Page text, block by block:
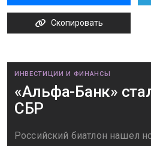
Скопировать
ИНВЕСТИЦИИ И ФИНАНСЫ
«Альфа-Банк»
СБР
Российский биатлон нашел